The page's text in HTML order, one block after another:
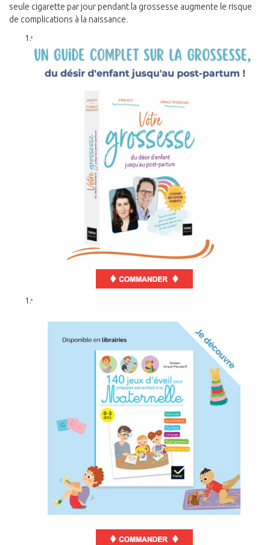
seule cigarette par jour pendant la grossesse augmente le risque
de complications à la naissance.